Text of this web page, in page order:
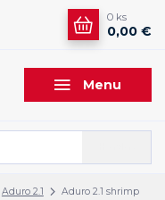
Menu
0 ks
0,00 €
Aduro 2.1
Aduro 2.1 shrimp